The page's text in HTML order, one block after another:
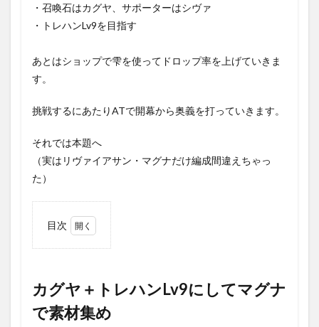
・召喚石はカグヤ、サポーターはシヴァ
・トレハンLv9を目指す
あとはショップで雫を使ってドロップ率を上げていきま
す。
挑戦するにあたりATで開幕から奥義を打っていきます。
それでは本題へ
（実はリヴァイアサン・マグナだけ編成間違えちゃっ
た）
目次
トレ
ハン
Lv9
にし
カグヤ＋トレハンLv9にしてマグナ
で素材集め